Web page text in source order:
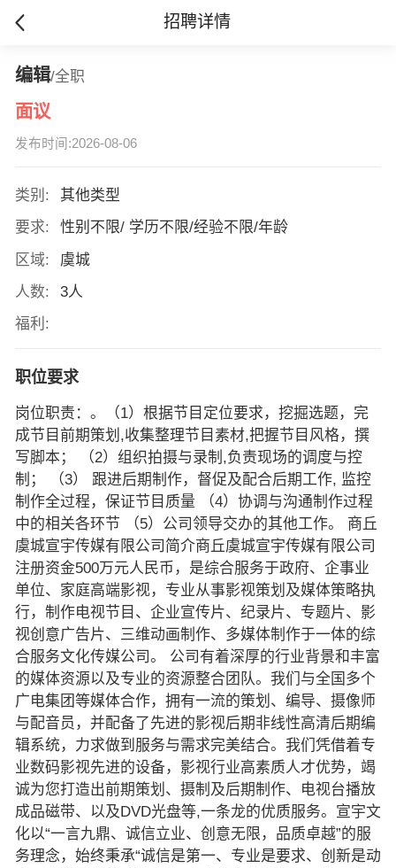
招聘详情
编辑/全职
面议
发布时间:2026-08-06
类别:
其他类型
要求:
性别不限/ 学历不限/经验不限/年龄
区域:
虞城
人数:
3人
福利:
职位要求
岗位职责：。（1）根据节目定位要求，挖掘选题，完
成节目前期策划,收集整理节目素材,把握节目风格，撰
写脚本； （2）组织拍摄与录制,负责现场的调度与控
制； （3） 跟进后期制作，督促及配合后期工作, 监控
制作全过程，保证节目质量 （4）协调与沟通制作过程
中的相关各环节 （5）公司领导交办的其他工作。 商丘
虞城宣宇传媒有限公司简介商丘虞城宣宇传媒有限公司
注册资金500万元人民币，是综合服务于政府、企事业
单位、家庭高端影视，专业从事影视策划及媒体策略执
行，制作电视节目、企业宣传片、纪录片、专题片、影
视创意广告片、三维动画制作、多媒体制作于一体的综
合服务文化传媒公司。 公司有着深厚的行业背景和丰富
的媒体资源以及专业的资源整合团队。我们与全国多个
广电集团等媒体合作，拥有一流的策划、编导、摄像师
与配音员，并配备了先进的影视后期非线性高清后期编
辑系统，力求做到服务与需求完美结合。我们凭借着专
业数码影视先进的设备，影视行业高素质人才优势，竭
诚为您打造出前期策划、摄制及后期制作、电视台播放
成品磁带、以及DVD光盘等,一条龙的优质服务。宣宇文
化以“一言九鼎、诚信立业、创意无限，品质卓越”的服
务理念，始终秉承“诚信是第一、专业是要求、创新是动